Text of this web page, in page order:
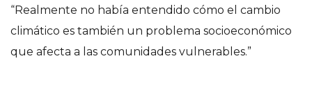
“Realmente no había entendido cómo el cambio
climático es también un problema socioeconómico
que afecta a las comunidades vulnerables.”